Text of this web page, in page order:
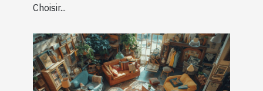
Choisir...